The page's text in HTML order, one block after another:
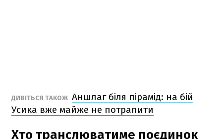
ДИВІТЬСЯ ТАКОЖ Аншлаг біля пірамід: на бій
Усика вже майже не потрапити
Хто транслюватиме поєдинок